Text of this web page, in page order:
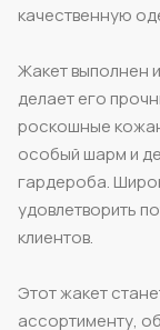
качественную
Жакет выполнен
делает его
роскошные
особый шарм и
гардероба.
удовлетворить
клиентов.
Этот жакет
ассортименту,